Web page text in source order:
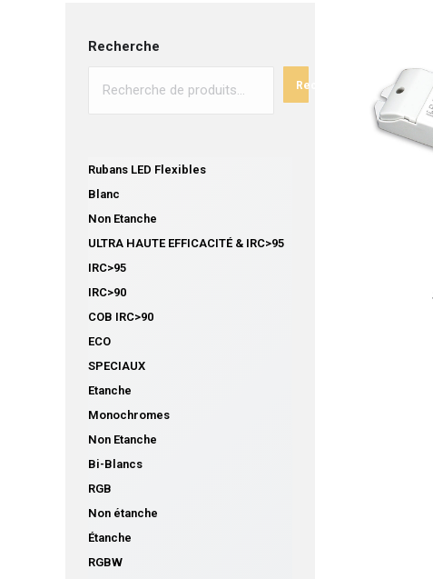
Recherche
Recherche
Rubans LED Flexibles
Blanc
Non Etanche
ULTRA HAUTE EFFICACITÉ & IRC>95
IRC>95
IRC>90
COB IRC>90
ECO
SPECIAUX
Etanche
Monochromes
Non Etanche
Bi-Blancs
RGB
Non étanche
Étanche
RGBW